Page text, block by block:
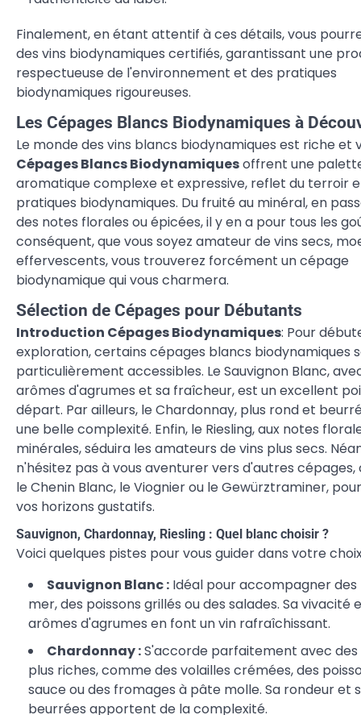
Finalement, en étant attentif à ces détails, vous
des vins biodynamiques certifiés, garantissant une
respectueuse de l'environnement et des pratiques
biodynamiques rigoureuses.
Les Cépages Blancs Biodynamiques à
Le monde des vins blancs biodynamiques est riche et
Cépages Blancs Biodynamiquesoffrent une
aromatique complexe et expressive, reflet du terroir
pratiques biodynamiques. Du fruité au minéral, en
des notes florales ou épicées, il y en a pour tous les
conséquent, que vous soyez amateur de vins secs,
effervescents, vous trouverez forcément un cépage
biodynamique qui vous charmera.
Sélection de Cépages pour Débutants
Introduction Cépages Biodynamiques: Pour
exploration, certains cépages blancs biodynamiques
particulièrement accessibles. Le Sauvignon Blanc,
arômes d'agrumes et sa fraîcheur, est un excellent
départ. Par ailleurs, le Chardonnay, plus rond et
une belle complexité. Enfin, le Riesling, aux notes
minérales, séduira les amateurs de vins plus secs.
n'hésitez pas à vous aventurer vers d'autres
le Chenin Blanc, le Viognier ou le Gewürztraminer,
vos horizons gustatifs.
Sauvignon, Chardonnay, Riesling : Quel blanc choisir ?
Voici quelques pistes pour vous guider dans votre
Sauvignon Blanc : Idéal pour accompagner des
mer, des poissons grillés ou des salades. Sa vivacité
arômes d'agrumes en font un vin rafraîchissant.
Chardonnay :S'accorde parfaitement avec
plus riches, comme des volailles crémées, des
sauce ou des fromages à pâte molle. Sa rondeur et
beurrées apportent de la complexité.